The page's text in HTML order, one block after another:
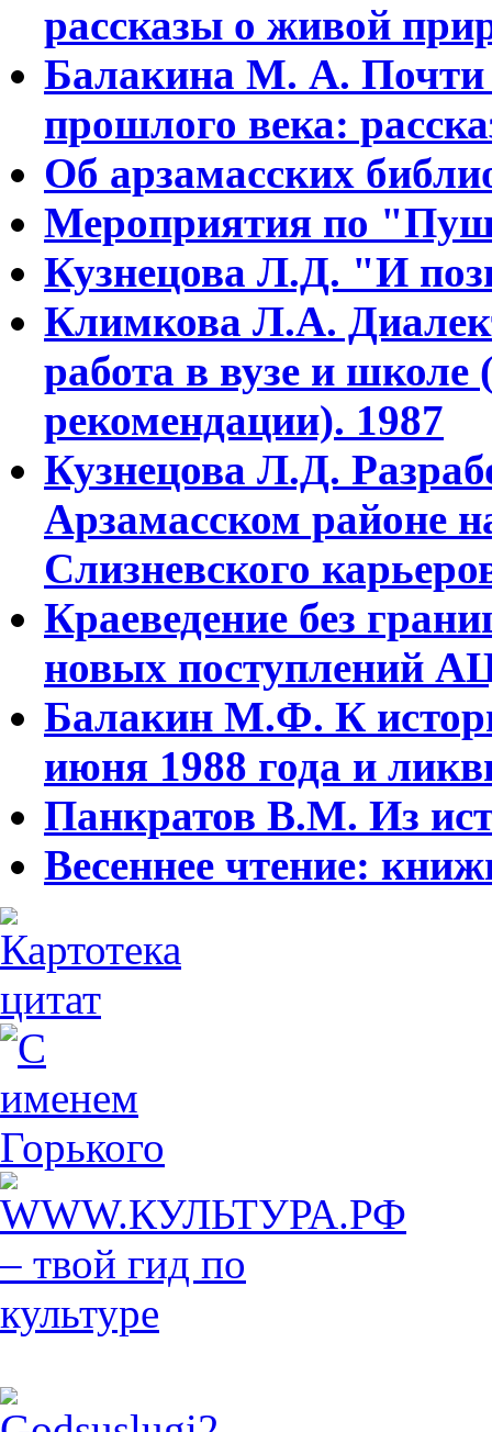
рассказы о живой
Балакина М. А. Почти
прошлого века:
Об арзамасских
Мероприятия по
Кузнецова Л.Д. "И
Климкова Л.А.
работа в вузе и школе
рекомендации). 1987
Кузнецова Л.Д.
Арзамасском районе
Слизневского
Краеведение без
новых поступлений
Балакин М.Ф. К
июня 1988 года и
Панкратов В.М. Из
Весеннее чтение: